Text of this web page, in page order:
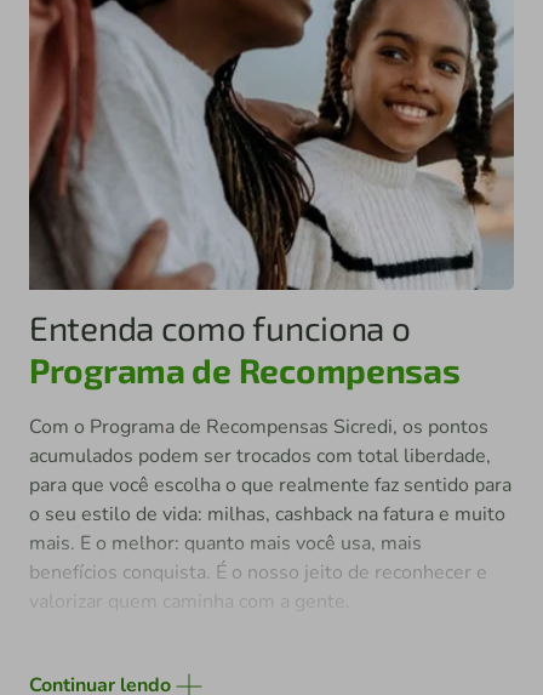
Entenda como funciona o
Programa de Recompensas
Com o Programa de Recompensas Sicredi, os pontos
acumulados podem ser trocados com total liberdade,
para que você escolha o que realmente faz sentido para
o seu estilo de vida: milhas, cashback na fatura e muito
mais. E o melhor: quanto mais você usa, mais
benefícios conquista. É o nosso jeito de reconhecer e
valorizar quem caminha com a gente.
Continuar lendo